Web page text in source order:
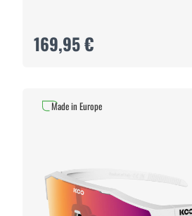
169,95 €
Made in Europe